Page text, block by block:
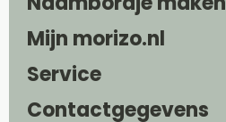
Mijn morizo.nl
Service
Contactgegevens